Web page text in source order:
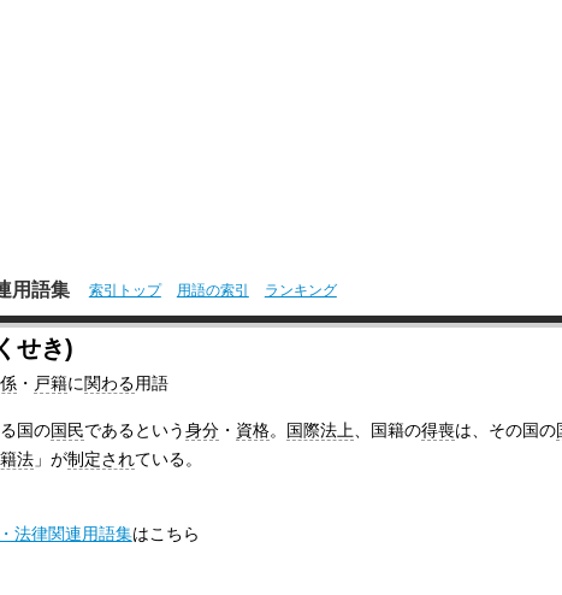
用語集 索引トップ 用語の索引 ランキング
せき)
・ 戸籍に関わる用語
国の国民であるという身分・ 資格。 国際法上 、国籍の得喪は、その国の
法」が制定されている。
法律関連用語集はこちら